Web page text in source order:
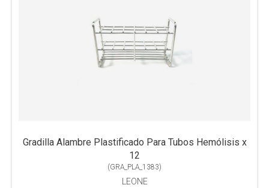
Gradilla Alambre Plastificado Para Tubos Hemólisis x
12
(GRA_PLA_1383)
LEONE